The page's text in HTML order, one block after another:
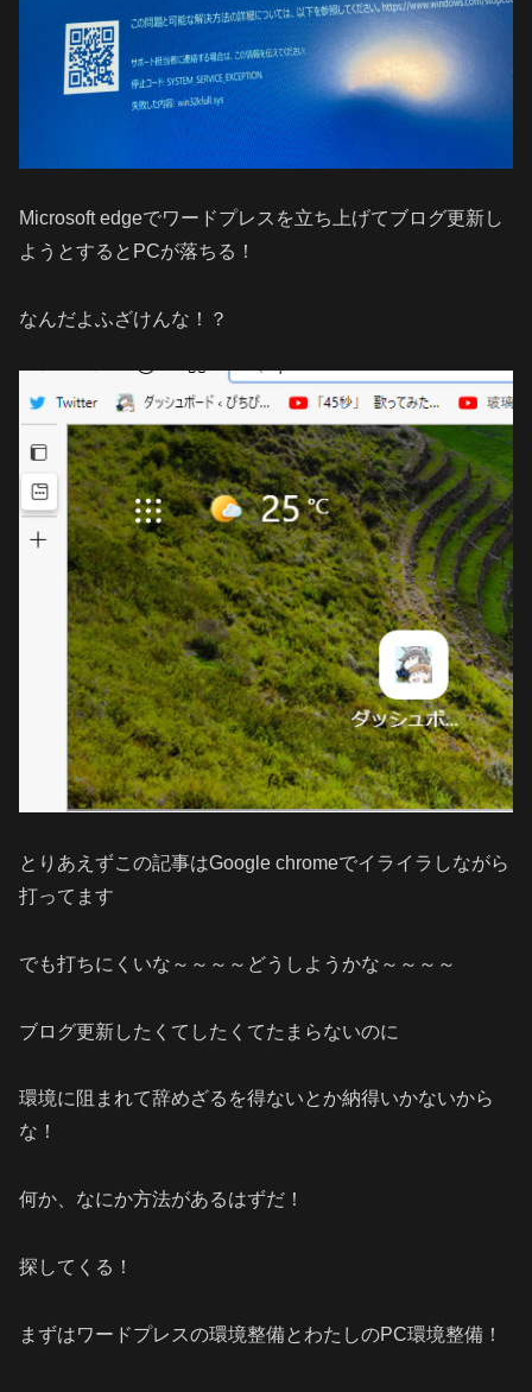
Microsoft edgeでワードプレスを立ち上げてブログ更新し
ようとするとPCが落ちる！
なんだよふざけんな！？
とりあえずこの記事はGoogle chromeでイライラしながら
打ってます
でも打ちにくいな～～～～どうしようかな～～～～
ブログ更新したくてしたくてたまらないのに
環境に阻まれて辞めざるを得ないとか納得いかないから
な！
何か、なにか方法があるはずだ！
探してくる！
まずはワードプレスの環境整備とわたしのPC環境整備！